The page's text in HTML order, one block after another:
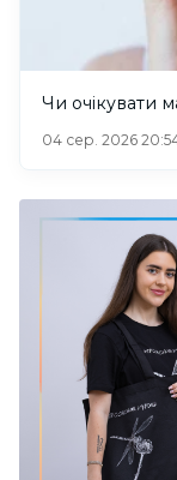
Чи очікувати
04 сер. 2026